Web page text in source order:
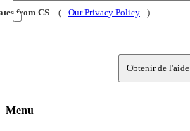
from CS ( Our Privacy Policy )
Obtenir de l'aide
Menu